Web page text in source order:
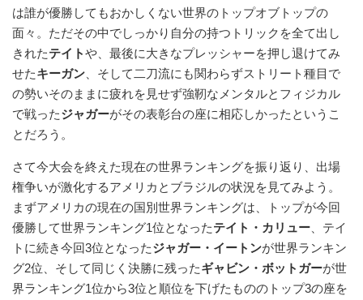
は誰が優勝してもおかしくない世界のトップオブトップの
面々。ただその中でしっかり自分の持つトリックを全て出し
きれたテイトや、最後に大きなプレッシャーを押し退けてみ
せたキーガン 、そして二刀流にも関わらずストリート種目で
の勢いそのままに疲れを見せず強靭なメンタルとフィジカル
で戦ったジャガーがその表彰台の座に相応しかったというこ
とだろう。
さて今大会を終えた現在の世界ランキングを振り返り、出場
権争いが激化するアメリカとブラジルの状況を見てみよう。
まずアメリカの現在の国別世界ランキングは、トップが今回
優勝して世界ランキング1位となったテイト・カリュー 、テイ
トに続き今回3位となったジャガー・イートンが世界ランキン
グ2位、そして同じく決勝に残ったギャビン・ボットガーが世
界ランキング1位から3位と順位を下げたもののトップ3の座を